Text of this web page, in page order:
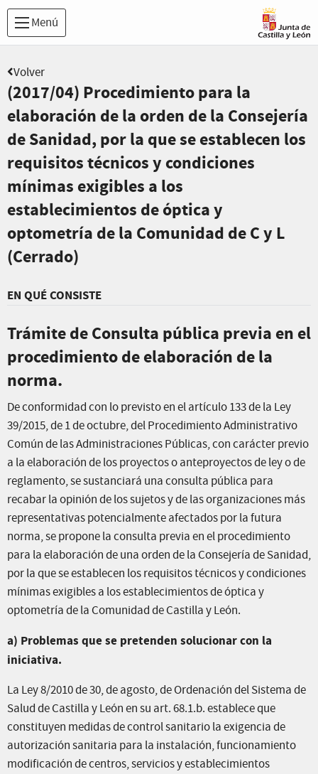
Menú
Volver
(2017/04) Procedimiento para la
elaboración de la orden de la Consejería
de Sanidad, por la que se establecen los
requisitos técnicos y condiciones
mínimas exigibles a los
establecimientos de óptica y
optometría de la Comunidad de C y L
(Cerrado)
EN QUÉ CONSISTE
Trámite de Consulta pública previa en el
procedimiento de elaboración de la
norma.
De conformidad con lo previsto en el artículo 133 de la Ley
39/2015, de 1 de octubre, del Procedimiento Administrativo
Común de las Administraciones Públicas, con carácter previo
a la elaboración de los proyectos o anteproyectos de ley o de
reglamento, se sustanciará una consulta pública para
recabar la opinión de los sujetos y de las organizaciones más
representativas potencialmente afectados por la futura
norma, se propone la consulta previa en el procedimiento
para la elaboración de una orden de la Consejería de Sanidad,
por la que se establecen los requisitos técnicos y condiciones
mínimas exigibles a los establecimientos de óptica y
optometría de la Comunidad de Castilla y León.
a) Problemas que se pretenden solucionar con la
iniciativa.
La Ley 8/2010 de 30, de agosto, de Ordenación del Sistema de
Salud de Castilla y León en su art. 68.1.b. establece que
constituyen medidas de control sanitario la exigencia de
autorización sanitaria para la instalación, funcionamiento
modificación de centros, servicios y establecimientos